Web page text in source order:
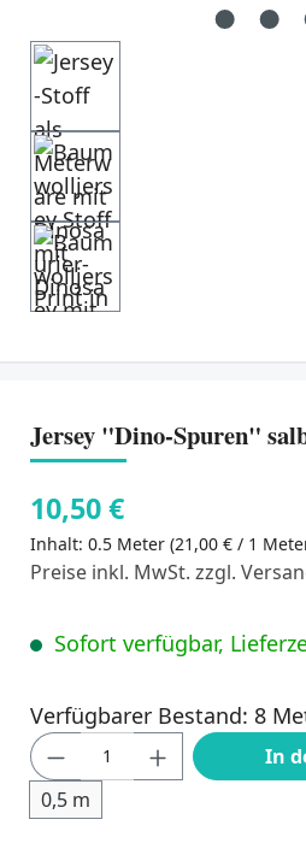
Jersey "Dino-Spuren"
10,50 €
Inhalt: 0.5 Meter (21,00 € / 1
Preise inkl. MwSt. zzgl.
Sofort verfügbar,
Verfügbarer Bestand: 8
Produkt Anzahl: Gib
0,5 m
In